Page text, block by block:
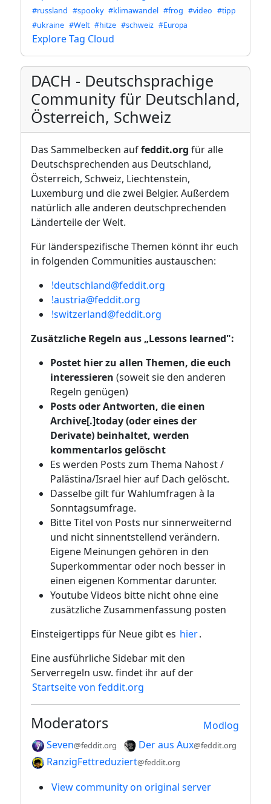
#russland #spooky #klimawandel #frog #video #tipp
#ukraine #Welt #hitze #schweiz #Europa
Explore Tag Cloud
DACH - Deutschsprachige
Community für Deutschland,
Österreich, Schweiz
Das Sammelbecken auffeddit.org für alle
Deutschsprechenden aus Deutschland,
Österreich, Schweiz, Liechtenstein,
Luxemburg und die zwei Belgier. Außerdem
natürlich alle anderen deutschprechenden
Länderteile der Welt.
Für länderspezifische Themen könnt ihr euch
in folgenden Communities austauschen:
!deutschland@feddit.org
!austria@feddit.org
!switzerland@feddit.org
Zusätzliche Regeln aus „Lessons learned":
Postet hier zu allen Themen, die euch
interessieren (soweit sie den anderen
Regeln genügen)
Posts oder Antworten, die einen
Archive[.]today (oder eines der
Derivate) beinhaltet, werden
kommentarlos gelöscht
Es werden Posts zum Thema Nahost /
Palästina/Israel hier auf Dach gelöscht.
Dasselbe gilt für Wahlumfragen à la
Sonntagsumfrage.
Bitte Titel von Posts nur sinnerweiternd
und nicht sinnentstellend verändern.
Eigene Meinungen gehören in den
Superkommentar oder noch besser in
einen eigenen Kommentar darunter.
Youtube Videos bitte nicht ohne eine
zusätzliche Zusammenfassung posten
Einsteigertipps für Neue gibt es hier.
Eine ausführliche Sidebar mit den
Serverregeln usw. findet ihr auf der
Startseite von feddit.org
Modlog
Moderators
Seven@feddit.org Der aus Aux@feddit.org
RanzigFettreduziert@feddit.org
View community on original server